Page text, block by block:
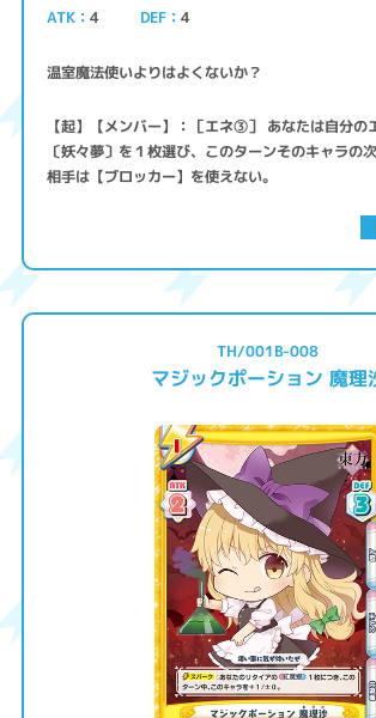
ATK 4 DEF 4
温室魔法使いよりはよくないか？
【起】【メンバー】：［エネ③］ あなたは自分の
〔妖々夢〕を１枚選び、このターンそのキャラの
相手は【ブロッカー】を使えない。
TH/001B-008
マジックポーション 魔理